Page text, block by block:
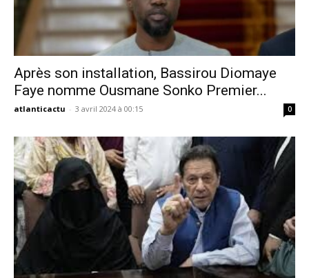
Après son installation, Bassirou Diomaye
Faye nomme Ousmane Sonko Premier...
atlanticactu - 3 avril 2024 à 00:15 0